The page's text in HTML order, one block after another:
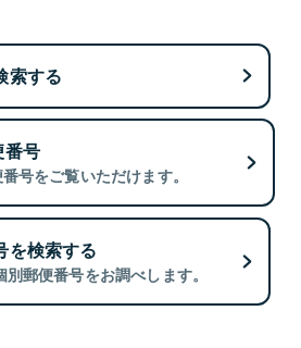
索する
番号
号をご覧いただけます。
を検索する
郵便番号をお調べします。